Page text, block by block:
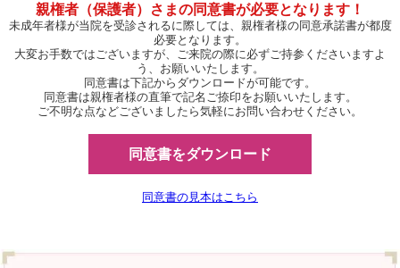
親権者（保護者）さまの同意書が必要となります！
未成年者様が当院を受診されるに際しては、親権者様の同意承諾書が都度
必要となります。
大変お手数ではございますが、ご来院の際に必ずご持参くださいますよ
う、お願いいたします。
同意書は下記からダウンロードが可能です。
同意書は親権者様の直筆で記名ご捺印をお願いいたします。
ご不明な点などございましたら気軽にお問い合わせください。
同意書をダウンロード
同意書の見本はこちら